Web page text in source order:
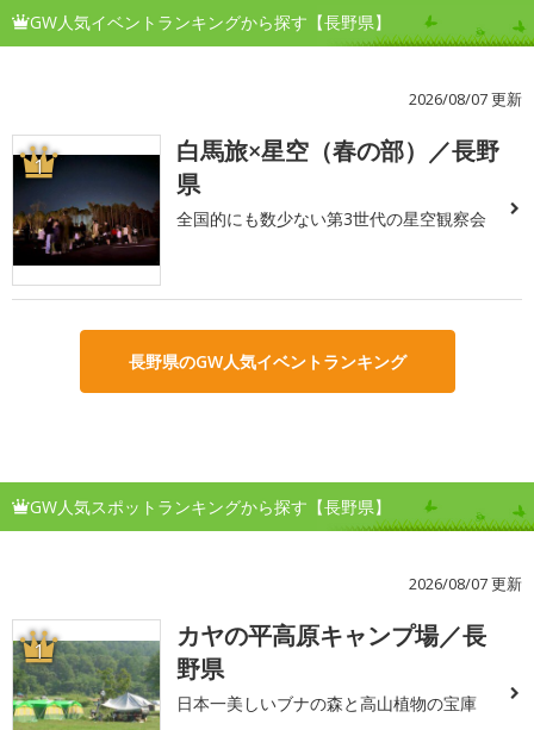
GW人気イベントランキングから探す【長野県】
2026/08/07 更新
1
白馬旅×星空（春の部）／長野
県
全国的にも数少ない第3世代の星空観察会
長野県のGW人気イベントランキング
GW人気スポットランキングから探す【長野県】
2026/08/07 更新
1
カヤの平高原キャンプ場／長
野県
日本一美しいブナの森と高山植物の宝庫